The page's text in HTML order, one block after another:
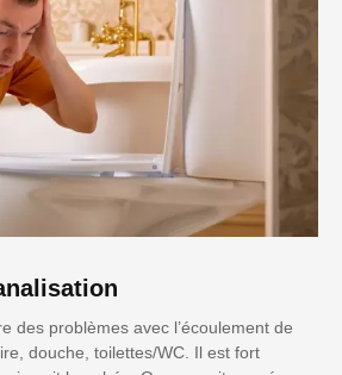
des problèmes avec l’écoulement de
douche, toilettes/WC. Il est fort